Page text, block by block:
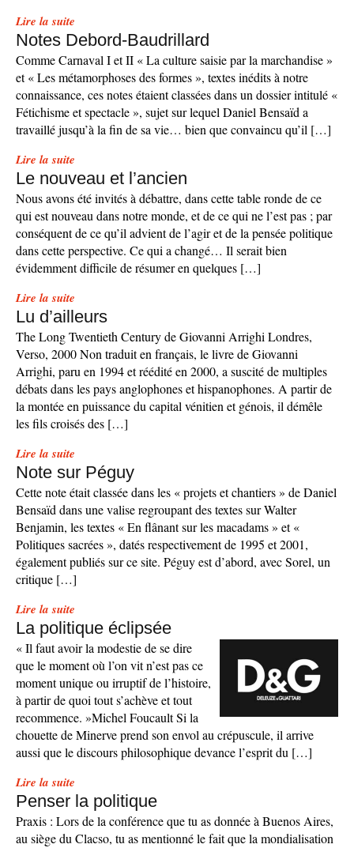
Lire la suite
Notes Debord-Baudrillard
Comme Carnaval I et II « La culture saisie par la marchandise »
et « Les métamorphoses des formes », textes inédits à notre
connaissance, ces notes étaient classées dans un dossier intitulé «
Fétichisme et spectacle », sujet sur lequel Daniel Bensaïd a
travaillé jusqu’à la fin de sa vie… bien que convaincu qu’il […]
Lire la suite
Le nouveau et l’ancien
Nous avons été invités à débattre, dans cette table ronde de ce
qui est nouveau dans notre monde, et de ce qui ne l’est pas ; par
conséquent de ce qu’il advient de l’agir et de la pensée politique
dans cette perspective. Ce qui a changé… Il serait bien
évidemment difficile de résumer en quelques […]
Lire la suite
Lu d’ailleurs
The Long Twentieth Century de Giovanni Arrighi Londres,
Verso, 2000 Non traduit en français, le livre de Giovanni
Arrighi, paru en 1994 et réédité en 2000, a suscité de multiples
débats dans les pays anglophones et hispanophones. A partir de
la montée en puissance du capital vénitien et génois, il démêle
les fils croisés des […]
Lire la suite
Note sur Péguy
Cette note était classée dans les « projets et chantiers » de Daniel
Bensaïd dans une valise regroupant des textes sur Walter
Benjamin, les textes « En flânant sur les macadams » et «
Politiques sacrées », datés respectivement de 1995 et 2001,
également publiés sur ce site. Péguy est d’abord, avec Sorel, un
critique […]
Lire la suite
La politique éclipsée
« Il faut avoir la modestie de se dire
que le moment où l’on vit n’est pas ce
moment unique ou irruptif de l’histoire,
à partir de quoi tout s’achève et tout
recommence. »Michel Foucault Si la
chouette de Minerve prend son envol au crépuscule, il arrive
aussi que le discours philosophique devance l’esprit du […]
Lire la suite
Penser la politique
Praxis : Lors de la conférence que tu as donnée à Buenos Aires,
au siège du Clacso, tu as mentionné le fait que la mondialisation